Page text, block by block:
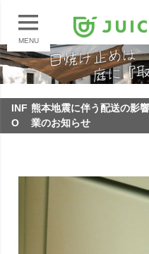
MENU
INF
O
熊本地震に伴う配送の影
業のお知らせ